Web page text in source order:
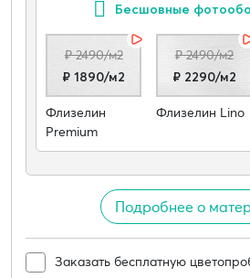
Бесшовные
₽ 2490/м2
₽ 1890/м2
Флизелин
Premium
₽ 2490/м2
₽ 2290/м2
Флизелин Lino
Подробнее о
Заказать бесплатную